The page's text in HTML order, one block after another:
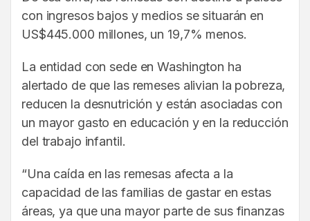
con ingresos bajos y medios se situarán en
US$445.000 millones, un 19,7% menos.
La entidad con sede en Washington ha
alertado de que las remeses alivian la pobreza,
reducen la desnutrición y están asociadas con
un mayor gasto en educación y en la reducción
del trabajo infantil.
“Una caída en las remesas afecta a la
capacidad de las familias de gastar en estas
áreas, ya que una mayor parte de sus finanzas